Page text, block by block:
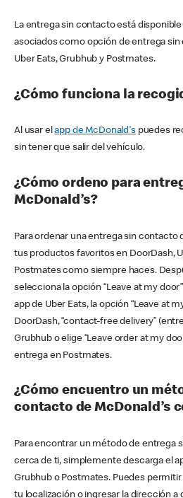
La entrega sin contacto está
asociados como opción de entrega
Uber Eats, Grubhub y Postmates.
¿Cómo funciona la
Al usar elapp de McDonald'spuedes
sin tener que salir del vehículo.
¿Cómo ordeno para
McDonald’s?
Para ordenar una entrega sin contacto
tus productos favoritos en DoorDash,
Postmates como siempre haces.
selecciona la opción “Leave at my
app de Uber Eats, la opción “Leave at
DoorDash, “contact-free delivery”
Grubhub o elige “Leave order at my
entrega en Postmates.
¿Cómo encuentro un
contacto de McDonald’s
Para encontrar un método de entrega
cerca de ti, simplemente descarga el
Grubhub o Postmates. Puedes
tu localización o ingresar la dirección a